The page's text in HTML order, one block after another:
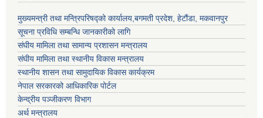
मुख्यमन्त्री तथा मन्त्रिपरिषद्को कार्यालय,बगमती प्रदेश, हेटौंडा, मकवानपुर
सूचना प्रविधि सम्बन्धि जानकारीको लागि
संघीय मामिला तथा सामान्य प्रशासन मन्त्रालय
संघीय मामिला तथा स्थानीय विकास मन्त्रालय
स्थानीय शासन तथा सामुदायिक विकास कार्यक्रम
नेपाल सरकारको आधिकारिक पोर्टल
केन्द्रीय पञ्जीकरण विभाग
अर्थ मन्त्रालय